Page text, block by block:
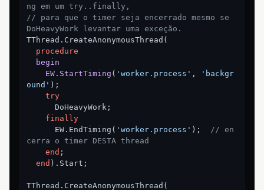
ng em um try..finally,
// para que o timer seja encerrado mesmo se
DoHeavyWork levantar uma exceção.
TThread.CreateAnonymousThread(
procedure
begin
EW. StartTiming ( 'worker.process' ,
'backgr
ound' ) ;
try
finally
      EW.EndTiming(
'worker.process' );
// en
cerra o timer DESTA thread
end ;
end ).Start;
TThread.CreateAnonymousThread(